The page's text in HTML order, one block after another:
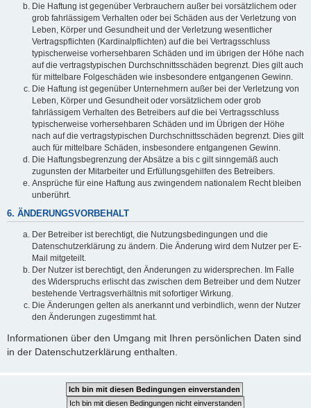
Die Haftung ist gegenüber Verbrauchern außer bei vorsätzlichem oder
grob fahrlässigem Verhalten oder bei Schäden aus der Verletzung von
Leben, Körper und Gesundheit und der Verletzung wesentlicher
Vertragspflichten (Kardinalpflichten) auf die bei Vertragsschluss
typischerweise vorhersehbaren Schäden und im übrigen der Höhe nach
auf die vertragstypischen Durchschnittsschäden begrenzt. Dies gilt auch
für mittelbare Folgeschäden wie insbesondere entgangenen Gewinn.
Die Haftung ist gegenüber Unternehmern außer bei der Verletzung von
Leben, Körper und Gesundheit oder vorsätzlichem oder grob
fahrlässigem Verhalten des Betreibers auf die bei Vertragsschluss
typischerweise vorhersehbaren Schäden und im Übrigen der Höhe
nach auf die vertragstypischen Durchschnittsschäden begrenzt. Dies gilt
auch für mittelbare Schäden, insbesondere entgangenen Gewinn.
Die Haftungsbegrenzung der Absätze a bis c gilt sinngemäß auch
zugunsten der Mitarbeiter und Erfüllungsgehilfen des Betreibers.
Ansprüche für eine Haftung aus zwingendem nationalem Recht bleiben
unberührt.
6. ÄNDERUNGSVORBEHALT
Der Betreiber ist berechtigt, die Nutzungsbedingungen und die
Datenschutzerklärung zu ändern. Die Änderung wird dem Nutzer per E-
Mail mitgeteilt.
Der Nutzer ist berechtigt, den Änderungen zu widersprechen. Im Falle
des Widerspruchs erlischt das zwischen dem Betreiber und dem Nutzer
bestehende Vertragsverhältnis mit sofortiger Wirkung.
Die Änderungen gelten als anerkannt und verbindlich, wenn der Nutzer
den Änderungen zugestimmt hat.
Informationen über den Umgang mit Ihren persönlichen Daten sind
in der Datenschutzerklärung enthalten.